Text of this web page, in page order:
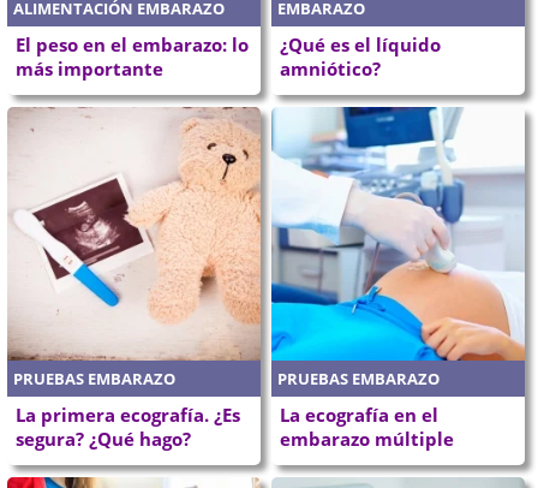
ALIMENTACIÓN EMBARAZO
El peso en el embarazo: lo
más importante
EMBARAZO
¿Qué es el líquido
amniótico?
PRUEBAS EMBARAZO
La primera ecografía. ¿Es
segura? ¿Qué hago?
PRUEBAS EMBARAZO
La ecografía en el
embarazo múltiple